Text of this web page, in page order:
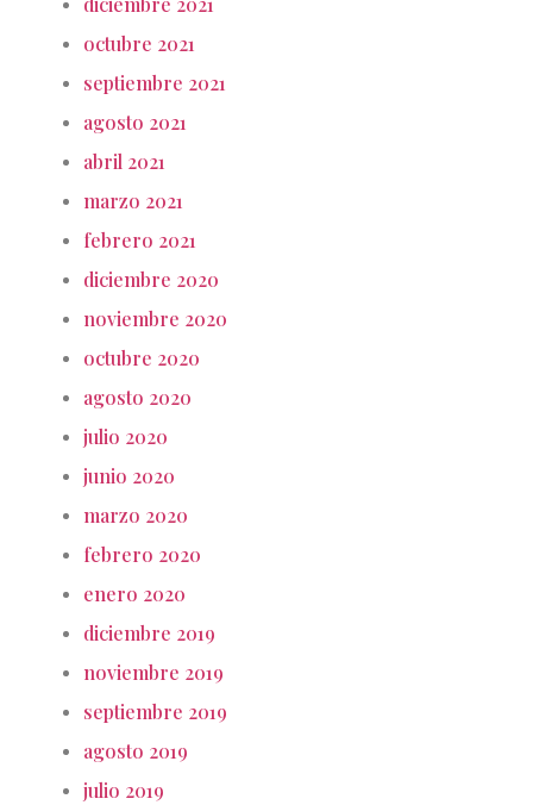
octubre 2021
septiembre 2021
agosto 2021
abril 2021
marzo 2021
febrero 2021
diciembre 2020
noviembre 2020
octubre 2020
agosto 2020
julio 2020
junio 2020
marzo 2020
febrero 2020
enero 2020
diciembre 2019
noviembre 2019
septiembre 2019
agosto 2019
julio 2019